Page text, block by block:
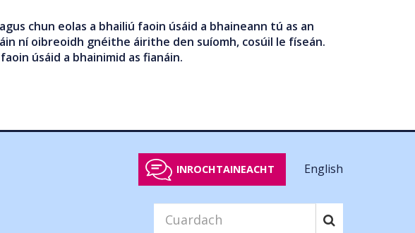
chun eolas a bhailiú faoin úsáid a bhaineann tú as an
ní oibreoidh gnéithe áirithe den suíomh, cosúil le físeán.
úsáid a bhainimid as fianáin.
INROCHTAINEACHT English